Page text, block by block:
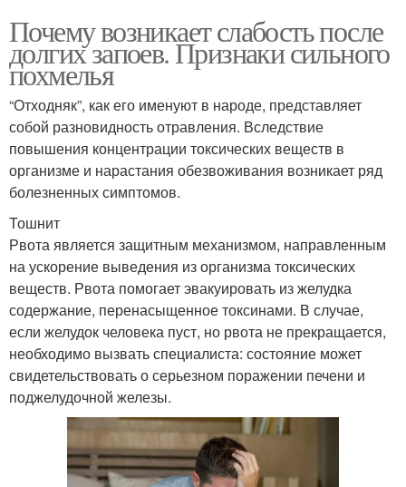
Почему возникает слабость после
долгих запоев. Признаки сильного
похмелья
“Отходняк”, как его именуют в народе, представляет
собой разновидность отравления. Вследствие
повышения концентрации токсических веществ в
организме и нарастания обезвоживания возникает ряд
болезненных симптомов.
Тошнит
Рвота является защитным механизмом, направленным
на ускорение выведения из организма токсических
веществ. Рвота помогает эвакуировать из желудка
содержание, перенасыщенное токсинами. В случае,
если желудок человека пуст, но рвота не прекращается,
необходимо вызвать специалиста: состояние может
свидетельствовать о серьезном поражении печени и
поджелудочной железы.